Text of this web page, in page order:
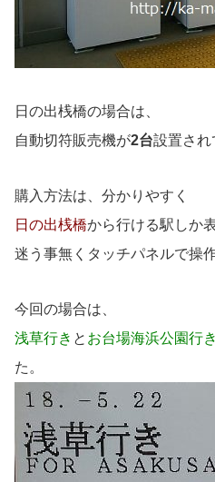
日の出桟橋の場合は、
自動切符販売機が2台設置され
購入方法は、分かりやすく
日の出桟橋から行ける駅しか
迷う事無くタッチパネルで操
今回の場合は、
浅草行き と お台場海浜公園行き
た。